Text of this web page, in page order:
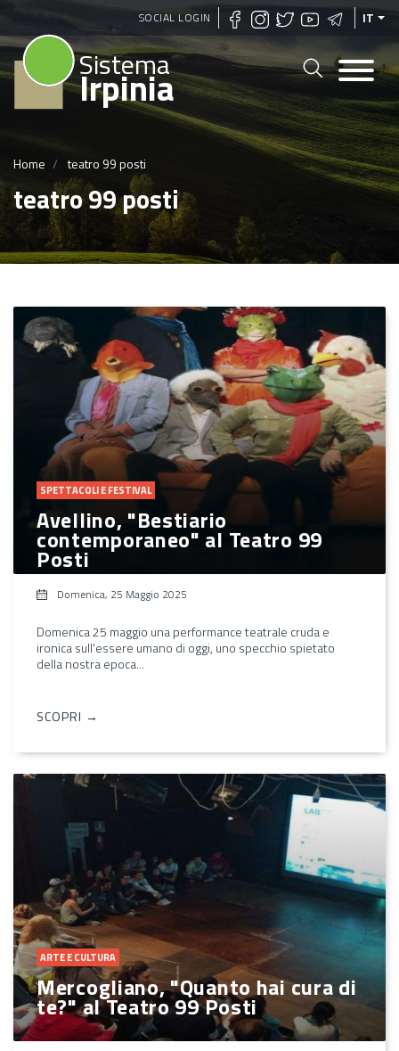
Salta
al
contenuto
principale
SOCIAL LOGIN IT
Sistema
Irpinia
Home teatro 99 posti
teatro 99 posti
SPETTACOLI E FESTIVAL
Avellino, "Bestiario
contemporaneo" al Teatro 99
Posti
Domenica, 25 Maggio 2025
Domenica 25 maggio una performance teatrale cruda e
ironica sull'essere umano di oggi, uno specchio spietato
della nostra epoca...
SCOPRI →
ARTE E CULTURA
Mercogliano, "Quanto hai cura di
te?" al Teatro 99 Posti